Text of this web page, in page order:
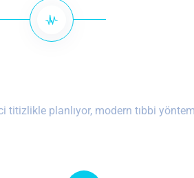
titizlikle planlıyor, modern tıbbi